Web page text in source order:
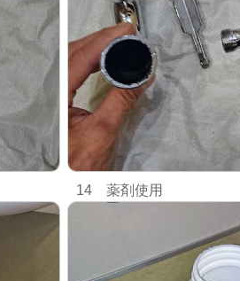
14 薬剤使用